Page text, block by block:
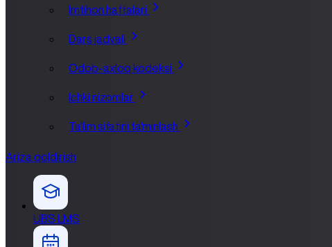
Imtihon haftalari
Dars jadvali
Odob-axloq kodeksi
Ichki nizomlar
Ta'lim sifatini ta'minlash
Ariza qoldirish
UBS LMS